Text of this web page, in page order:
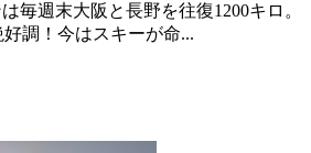
毎週末大阪と長野を往復1200キロ。
調！今はスキーが命...